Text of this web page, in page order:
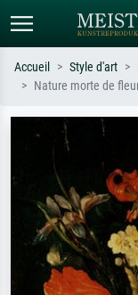
Recherchez par artiste,
ex. Monet, Nuit
impressionnisme, vague
nu.
Accueil Style d'art
Nature morte de